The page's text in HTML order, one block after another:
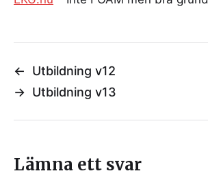
←
Utbildning v12
→ Utbildning v13
Lämna ett svar